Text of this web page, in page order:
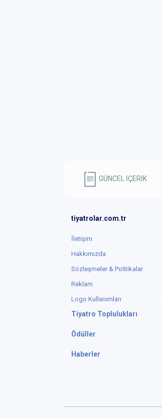
GÜNCEL İÇERİK
tiyatrolar.com.tr
İletişim
Hakkımızda
Sözleşmeler & Politikalar
Reklam
Logo Kullanımları
Tiyatro Toplulukları
Ödüller
Haberler